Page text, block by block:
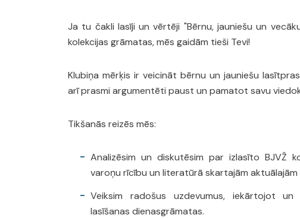
Ja tu čakli lasīji un vērtēji "Bērnu, jauniešu un
kolekcijas grāmatas, mēs gaidām tieši Tevi!
Klubiņa mērķis ir veicināt bērnu un jauniešu
arī prasmi argumentēti paust un pamatot savu
Tikšanās reizēs mēs:
Analizēsim un diskutēsim par izlasīto BJVŽ
varoņu rīcību un literatūrā skartajām aktuālajām
Veiksim radošus uzdevumus, iekārtojot un
lasīšanas dienasgrāmatas.